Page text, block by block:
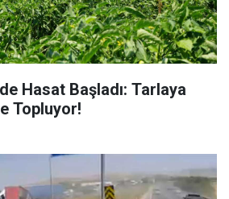
Hasat Başladı: Tarlaya
Topluyor!